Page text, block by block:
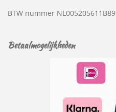
BTW nummer NL005205611B89
Betaalmogelijkheden